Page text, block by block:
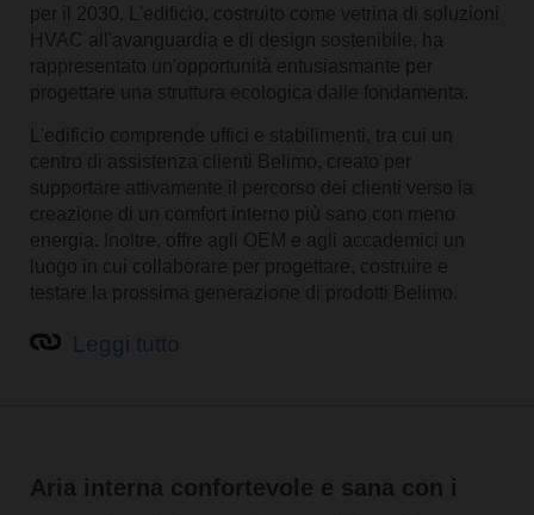
per il 2030. L'edificio, costruito come vetrina di soluzioni
HVAC all'avanguardia e di design sostenibile, ha
rappresentato un'opportunità entusiasmante per
progettare una struttura ecologica dalle fondamenta.
L'edificio comprende uffici e stabilimenti, tra cui un
centro di assistenza clienti Belimo, creato per
supportare attivamente il percorso dei clienti verso la
creazione di un comfort interno più sano con meno
energia. Inoltre, offre agli OEM e agli accademici un
luogo in cui collaborare per progettare, costruire e
testare la prossima generazione di prodotti Belimo.
Aria interna confortevole e sana con i